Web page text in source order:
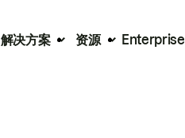
解决方案 资源 Enterprise